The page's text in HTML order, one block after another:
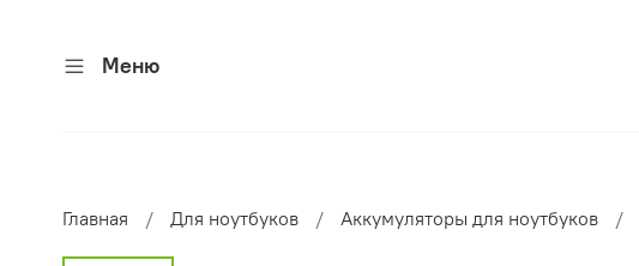
Меню
Главная Для ноутбуков Аккумуляторы для ноутбуков